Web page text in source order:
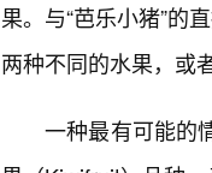
果。与“芭乐小猪”的
两种不同的水果，或
一种最有可能的